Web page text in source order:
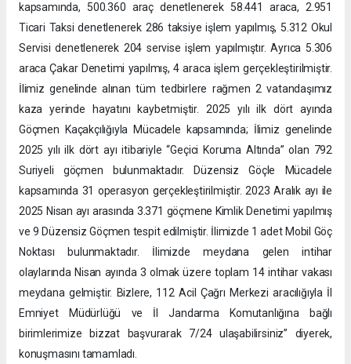
kapsamında, 500.360 araç denetlenerek 58.441 araca, 2.951
Ticari Taksi denetlenerek 286 taksiye işlem yapılmış, 5.312 Okul
Servisi denetlenerek 204 servise işlem yapılmıştır. Ayrıca 5.306
araca Çakar Denetimi yapılmış, 4 araca işlem gerçekleştirilmiştir.
İlimiz genelinde alınan tüm tedbirlere rağmen 2 vatandaşımız
kaza yerinde hayatını kaybetmiştir. 2025 yılı ilk dört ayında
Göçmen Kaçakçılığıyla Mücadele kapsamında; İlimiz genelinde
2025 yılı ilk dört ayı itibariyle “Geçici Koruma Altında” olan 792
Suriyeli göçmen bulunmaktadır. Düzensiz Göçle Mücadele
kapsamında 31 operasyon gerçekleştirilmiştir. 2023 Aralık ayı ile
2025 Nisan ayı arasında 3.371 göçmene Kimlik Denetimi yapılmış
ve 9 Düzensiz Göçmen tespit edilmiştir. İlimizde 1 adet Mobil Göç
Noktası bulunmaktadır. İlimizde meydana gelen intihar
olaylarında Nisan ayında 3 olmak üzere toplam 14 intihar vakası
meydana gelmiştir. Bizlere, 112 Acil Çağrı Merkezi aracılığıyla İl
Emniyet Müdürlüğü ve İl Jandarma Komutanlığına bağlı
birimlerimize bizzat başvurarak 7/24 ulaşabilirsiniz” diyerek,
konuşmasını tamamladı.